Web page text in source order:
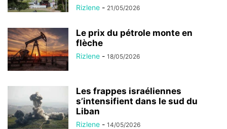
Rizlene - 21/05/2026
Le prix du pétrole monte en
flèche
Rizlene - 18/05/2026
Les frappes israéliennes
s’intensifient dans le sud du
Liban
Rizlene - 14/05/2026